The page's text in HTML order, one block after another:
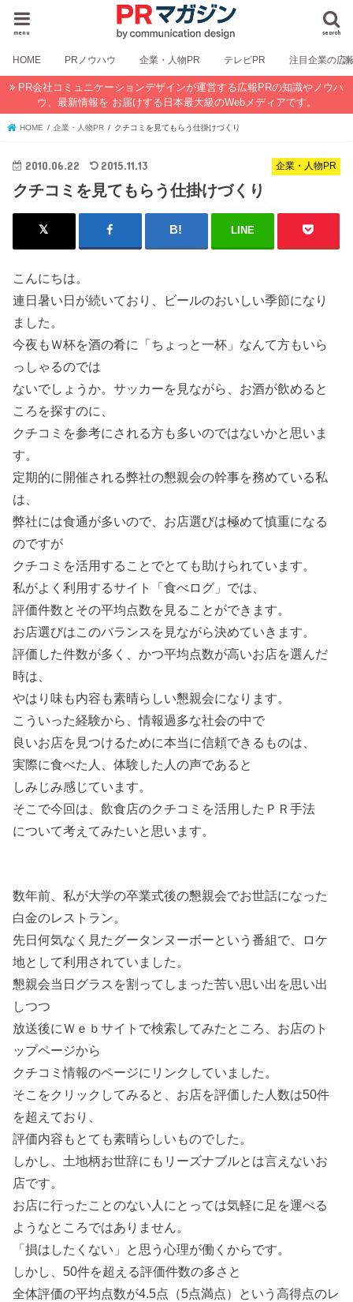
search
menu
HOME PRノウハウ 企業・人物PR テレビPR 注目企業の広
PR会社コミュニケーションデザインが運営する広報PRの知識やノウハ
ウ、最新情報を お届けする日本最大級のWebメディアです。
HOME 企業・人物PR クチコミを見てもらう仕掛けづくり
企業・人物PR
2010.06.22 2015.11.13
クチコミを見てもらう仕掛けづくり
LINE
こんにちは。
連日暑い日が続いており、ビールのおいしい季節になり
ました。
今夜もＷ杯を酒の肴に「ちょっと一杯」なんて方もいら
っしゃるのでは
ないでしょうか。サッカーを見ながら、お酒が飲めると
ころを探すのに、
クチコミを参考にされる方も多いのではないかと思いま
す。
定期的に開催される弊社の懇親会の幹事を務めている私
は、
弊社には食通が多いので、お店選びは極めて慎重になる
のですが
クチコミを活用することでとても助けられています。
私がよく利用するサイト「食べログ」では、
評価件数とその平均点数を見ることができます。
お店選びはこのバランスを見ながら決めていきます。
評価した件数が多く、かつ平均点数が高いお店を選んだ
時は、
やはり味も内容も素晴らしい懇親会になります。
こういった経験から、情報過多な社会の中で
良いお店を見つけるために本当に信頼できるものは、
実際に食べた人、体験した人の声であると
しみじみ感じています。
そこで今回は、飲食店のクチコミを活用したＰＲ手法
について考えてみたいと思います。
数年前、私が大学の卒業式後の懇親会でお世話になった
白金のレストラン。
先日何気なく見たグータンヌーボーという番組で、ロケ
地として利用されていました。
懇親会当日グラスを割ってしまった苦い思い出を思い出
しつつ
放送後にＷｅｂサイトで検索してみたところ、お店のト
ップページから
クチコミ情報のページにリンクしていました。
そこをクリックしてみると、お店を評価した人数は50件
を超えており、
評価内容もとても素晴らしいものでした。
しかし、土地柄お世辞にもリーズナブルとは言えないお
店です。
お店に行ったことのない人にとっては気軽に足を運べる
ようなところではありません。
「損はしたくない」と思う心理が働くからです。
しかし、50件を超える評価件数の多さと
全体評価の平均点数が4.5点（5点満点）という高得点のレ